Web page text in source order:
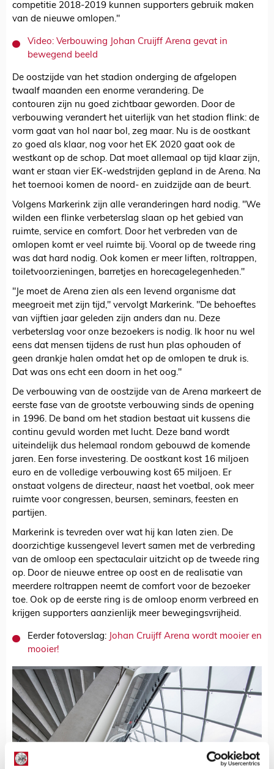
competitie 2018-2019 kunnen supporters gebruik maken
van de nieuwe omlopen."
Video: Verbouwing Johan Cruijff Arena gevat in
bewegend beeld
De oostzijde van het stadion onderging de afgelopen
twaalf maanden een enorme verandering. De
contouren zijn nu goed zichtbaar geworden. Door de
verbouwing verandert het uiterlijk van het stadion flink: de
vorm gaat van hol naar bol, zeg maar. Nu is de oostkant
zo goed als klaar, nog voor het EK 2020 gaat ook de
westkant op de schop. Dat moet allemaal op tijd klaar zijn,
want er staan vier EK-wedstrijden gepland in de Arena. Na
het toernooi komen de noord- en zuidzijde aan de beurt.
Volgens Markerink zijn alle veranderingen hard nodig. "We
wilden een flinke verbeterslag slaan op het gebied van
ruimte, service en comfort. Door het verbreden van de
omlopen komt er veel ruimte bij. Vooral op de tweede ring
was dat hard nodig. Ook komen er meer liften, roltrappen,
toiletvoorzieningen, barretjes en horecagelegenheden."
"Je moet de Arena zien als een levend organisme dat
meegroeit met zijn tijd," vervolgt Markerink. "De behoeftes
van vijftien jaar geleden zijn anders dan nu. Deze
verbeterslag voor onze bezoekers is nodig. Ik hoor nu wel
eens dat mensen tijdens de rust hun plas ophouden of
geen drankje halen omdat het op de omlopen te druk is.
Dat was ons echt een doorn in het oog."
De verbouwing van de oostzijde van de Arena markeert de
eerste fase van de grootste verbouwing sinds de opening
in 1996. De band om het stadion bestaat uit kussens die
continu gevuld worden met lucht. Deze band wordt
uiteindelijk dus helemaal rondom gebouwd de komende
jaren. Een forse investering. De oostkant kost 16 miljoen
euro en de volledige verbouwing kost 65 miljoen. Er
onstaat volgens de directeur, naast het voetbal, ook meer
ruimte voor congressen, beursen, seminars, feesten en
partijen.
Markerink is tevreden over wat hij kan laten zien. De
doorzichtige kussengevel levert samen met de verbreding
van de omloop een spectaculair uitzicht op de tweede ring
op. Door de nieuwe entree op oost en de realisatie van
meerdere roltrappen neemt de comfort voor de bezoeker
toe. Ook op de eerste ring is de omloop enorm verbreed en
krijgen supporters aanzienlijk meer bewegingsvrijheid.
Eerder fotoverslag: Johan Cruijff Arena wordt mooier en
mooier!